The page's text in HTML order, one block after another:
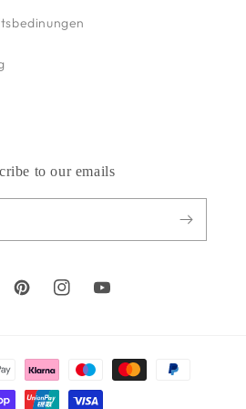
to our emails
PinterestInstagramYouTube